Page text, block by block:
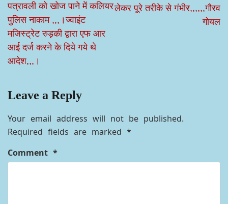
पत्रावली को खोज पाने में कलियर
पुलिस नाकाम ,,,।ज्वाइंट
मजिस्ट्रेट रुड़की द्वारा एफ आर
आई दर्ज करने के दिये गये थे
आदेश,,,।
लेकर पूरे तरीके से गंभीर,,,,,,गौरव
गोयल
Leave a Reply
Your email address will not be published.
Required fields are marked *
Comment *